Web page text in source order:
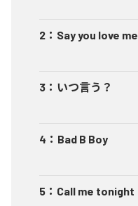
2 ： Say you love me
3 ： いつ言う？
4 ： Bad B Boy
5 ： Call me tonight